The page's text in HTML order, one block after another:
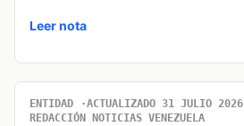
Leer nota
ENTIDAD ACTUALIZADO 31 JULIO 2026
REDACCIÓN NOTICIAS VENEZUELA